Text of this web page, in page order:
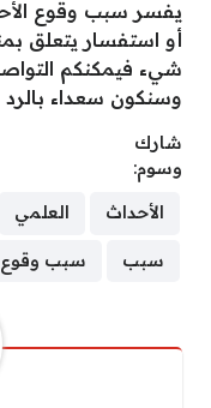
يفسر سبب وقوع
أو استفسار يتعلق
شيء فيمكنكم
وسنكون سعداء بالرد
شارك
وسوم:
الأحداث العلمي
سبب سبب وقوع